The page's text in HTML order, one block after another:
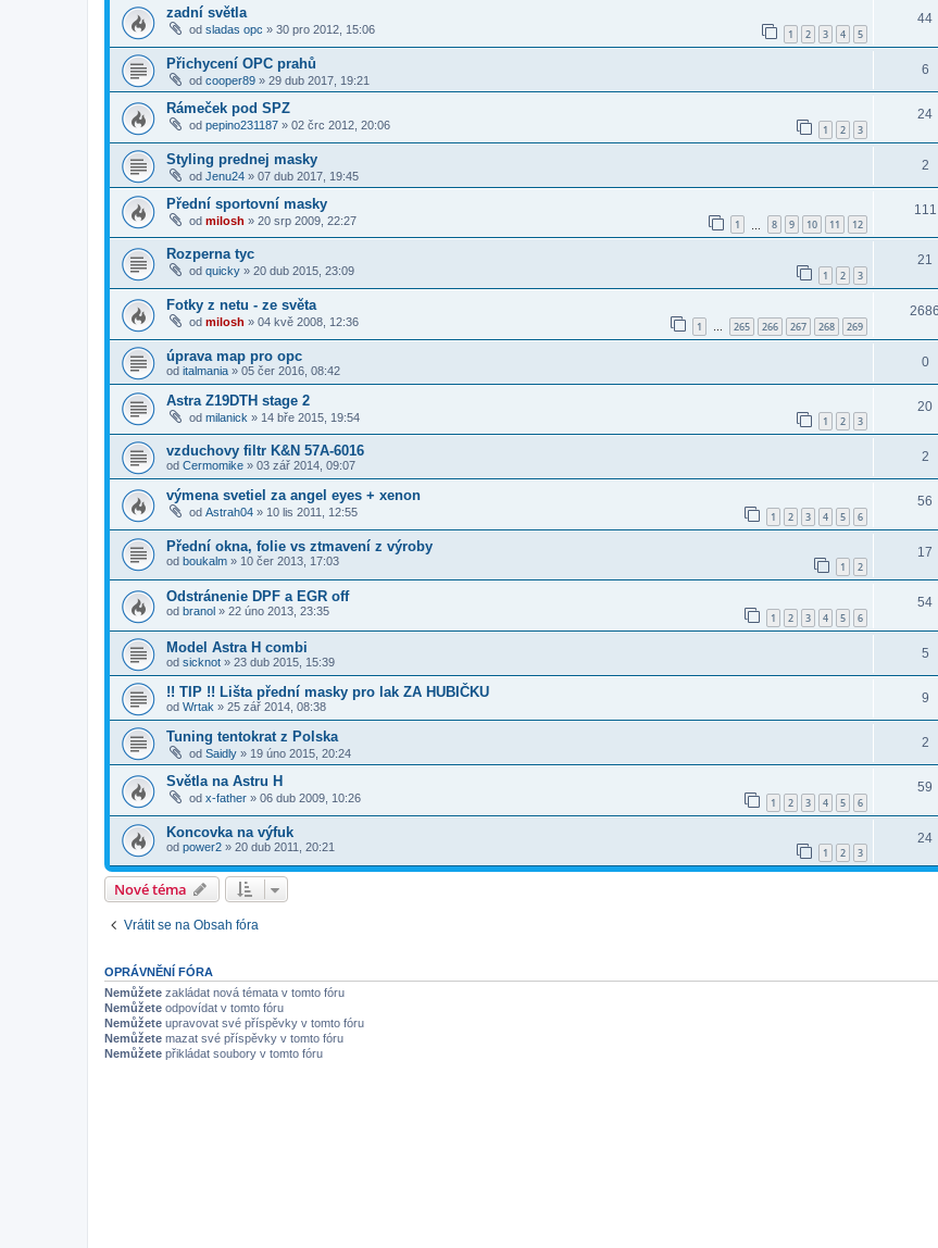
zadní světla
od sladas opc » 30 pro 2012, 15:06 1 2 3 4 5
44
Přichycení OPC prahů
od cooper89 » 29 dub 2017, 19:21
6
Rámeček pod SPZ
od pepino231187 » 02 črc 2012, 20:06 1 2 3
24
Styling prednej masky
od Jenu24 » 07 dub 2017, 19:45
2
Přední sportovní masky
od milosh » 20 srp 2009, 22:27 1 8 9 10 11 12
111
Rozperna tyc
od quicky » 20 dub 2015, 23:09 1 2 3
21
Fotky z netu - ze světa
od milosh » 04 kvě 2008, 12:36 1 … 265 266 267 268 269
2686
úprava map pro opc
od italmania » 05 čer 2016, 08:42
0
Astra Z19DTH stage 2
od milanick » 14 bře 2015, 19:54 1 2 3
20
vzduchovy filtr K&N 57A-6016
od Cermomike » 03 zář 2014, 09:07
2
výmena svetiel za angel eyes + xenon
od Astrah04 » 10 lis 2011, 12:55 1 2 3 4 5 6
56
Přední okna, folie vs ztmavení z výroby
od boukalm » 10 čer 2013, 17:03 1 2
17
Odstránenie DPF a EGR off
od branol » 22 úno 2013, 23:35 1 2 3 4 5 6
54
Model Astra H combi
od sicknot » 23 dub 2015, 15:39
5
!! TIP !! Lišta přední masky pro lak ZA HUBIČKU
od Wrtak » 25 zář 2014, 08:38
9
Tuning tentokrat z Polska
od Saidly » 19 úno 2015, 20:24
2
Světla na Astru H
od x-father » 06 dub 2009, 10:26 1 2 3 4 5 6
59
Koncovka na výfuk
od power2 » 20 dub 2011, 20:21 1 2 3
24
Nové téma
Vrátit se na Obsah fóra
OPRÁVNĚNÍ FÓRA
Nemůžete zakládat nová témata v tomto fóru
Nemůžete odpovídat v tomto fóru
Nemůžete upravovat své příspěvky v tomto fóru
Nemůžete mazat své příspěvky v tomto fóru
Nemůžete přikládat soubory v tomto fóru